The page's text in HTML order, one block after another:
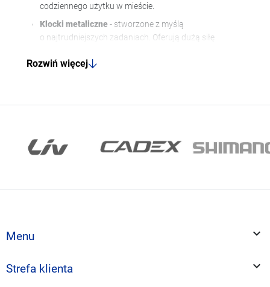
codziennego użytku w mieście.
Klocki metaliczne- stworzone z myślą
o najtrudniejszych zadaniach. Oferują dużą siłę
temperatury (nie tracą skuteczności podczas
grawitacyjnego (Enduro, DH), jazdy w trudnym
Klocki półmetaliczne(semi-metaliczne) -
i dłuższą żywotność w trudnych warunkach niż
Zadbaj o niezawodność w każdych warunkach.
Rozwiń więcej
Menu 
Strefa klienta 